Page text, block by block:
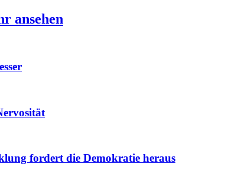
ansehen
fordert die Demokratie heraus